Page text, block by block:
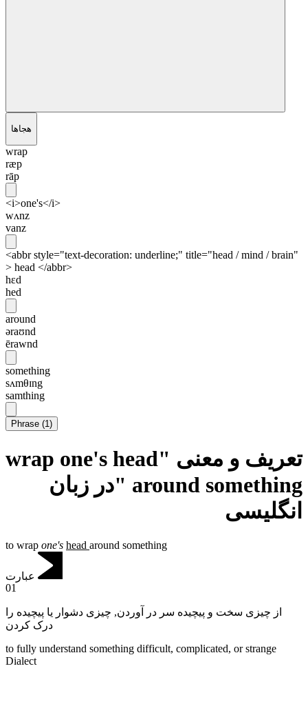
هجاها
wrap
ræp
rāp
<i>one's</i>
wʌnz
vanz
<abbr style="text-decoration: underline;" title="head / mind / brain"
> head </abbr>
hɛd
hed
around
əraʊnd
ērawnd
something
sʌmθɪng
samthing
Phrase (1)
تعریف و معنی "wrap one's head
around something "در زبان
انگلیسی
to wrap one's head around something
عبارت
01
از چیزی سخت و پیچیده سر در آوردن, چیزی دشوار یا پیچیده را
درک کردن
to fully understand something difficult, complicated, or strange
Dialect